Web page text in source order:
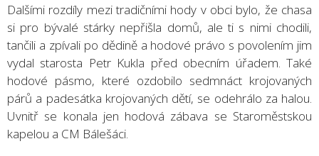
Dalšími rozdíly mezi tradičními hody v obci bylo, že chasa
si pro bývalé stárky nepřišla domů, ale ti s nimi chodili,
tančili a zpívali po dědině a hodové právo s povolením jim
vydal starosta Petr Kukla před obecním úřadem. Také
hodové pásmo, které ozdobilo sedmnáct krojovaných
párů a padesátka krojovaných dětí, se odehrálo za halou.
Uvnitř se konala jen hodová zábava se Staroměstskou
kapelou a CM Bálešáci.